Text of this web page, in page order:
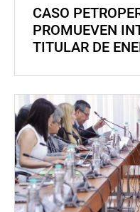
CASO
PROMUEVEN
TITULAR DE